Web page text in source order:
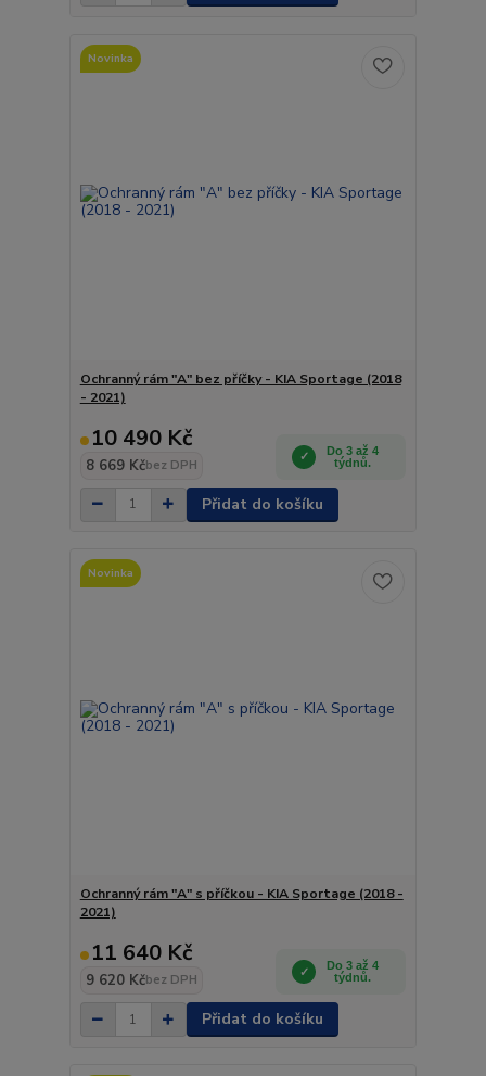
Novinka
Ochranný rám "A" bez příčky - KIA Sportage (2018
- 2021)
10 490 Kč
8 669 Kčbez DPH
Do 3 až 4
týdnů.
Přidat do košíku
Novinka
Ochranný rám "A" s příčkou - KIA Sportage (2018 -
2021)
11 640 Kč
9 620 Kčbez DPH
Do 3 až 4
týdnů.
Přidat do košíku